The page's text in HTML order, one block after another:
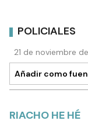
POLICIALES
21 de noviembre
Añadir como
RIACHO HE HÉ